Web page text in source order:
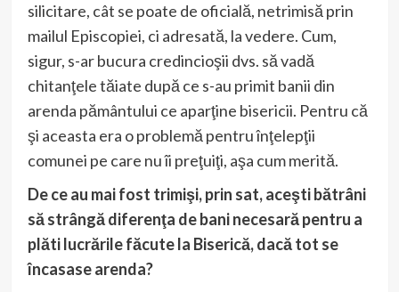
silicitare, cât se poate de oficială, netrimisă prin
mailul Episcopiei, ci adresată, la vedere. Cum,
sigur, s-ar bucura credincioşii dvs. să vadă
chitanţele tăiate după ce s-au primit banii din
arenda pământului ce aparţine bisericii. Pentru că
şi aceasta era o problemă pentru înţelepţii
comunei pe care nu îi preţuiţi, aşa cum merită.
De ce au mai fost trimişi, prin sat, aceşti bătrâni
să strângă diferenţa de bani necesară pentru a
plăti lucrările făcute la Biserică, dacă tot se
încasase arenda?